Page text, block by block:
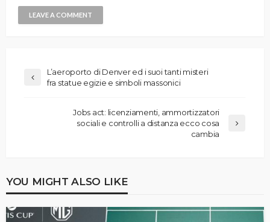
L’aeroporto di Denver ed i suoi tanti misteri
fra statue egizie e simboli massonici
Jobs act: licenziamenti, ammortizzatori
sociali e controlli a distanza ecco cosa
cambia
YOU MIGHT ALSO LIKE